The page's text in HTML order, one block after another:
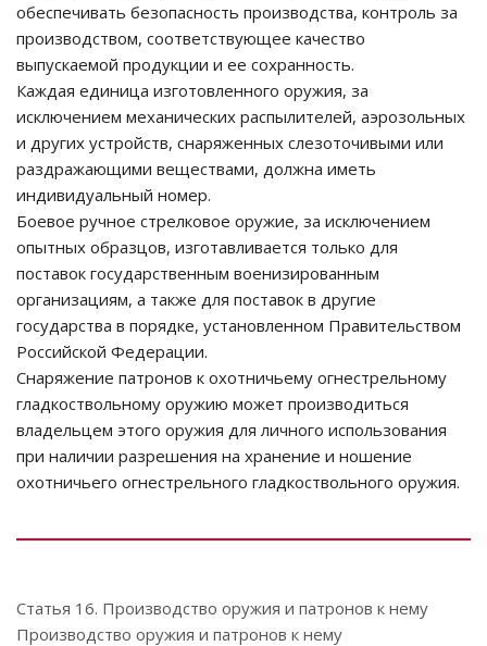
обеспечивать безопасность производства, контроль за
производством, соответствующее качество
выпускаемой продукции и ее сохранность.
Каждая единица изготовленного оружия, за
исключением механических распылителей, аэрозольных
и других устройств, снаряженных слезоточивыми или
раздражающими веществами, должна иметь
индивидуальный номер.
Боевое ручное стрелковое оружие, за исключением
опытных образцов, изготавливается только для
поставок государственным военизированным
организациям, а также для поставок в другие
государства в порядке, установленном Правительством
Российской Федерации.
Снаряжение патронов к охотничьему огнестрельному
гладкоствольному оружию может производиться
владельцем этого оружия для личного использования
при наличии разрешения на хранение и ношение
охотничьего огнестрельного гладкоствольного оружия.
Статья 16. Производство оружия и патронов к нему
Производство оружия и патронов к нему